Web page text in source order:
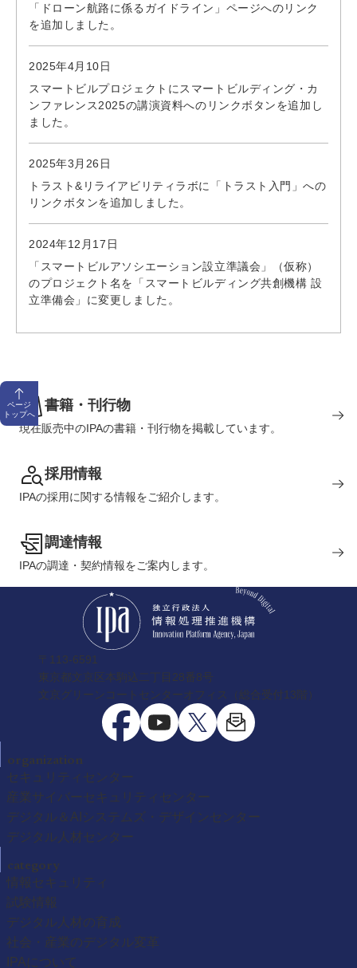
「ドローン航路に係るガイドライン」ページへのリンク
を追加しました。
2025年4月10日
スマートビルプロジェクトにスマートビルディング・カ
ンファレンス2025の講演資料へのリンクボタンを追加し
ました。
2025年3月26日
トラスト&リライアビリティラボに「トラスト入門」への
リンクボタンを追加しました。
2024年12月17日
「スマートビルアソシエーション設立準議会」（仮称）
のプロジェクト名を「スマートビルディング共創機構 設
立準備会」に変更しました。
ページ
トップへ
書籍・刊行物
現在販売中のIPAの書籍・刊行物を掲載しています。
採用情報
IPAの採用に関する情報をご紹介します。
調達情報
IPAの調達・契約情報をご案内します。
〒113-6591
東京都文京区本駒込二丁目28番8号
文京グリーンコートセンターオフィス（総合受付13階）
organization
セキュリティセンター
産業サイバーセキュリティセンター
デジタル＆AIシステムズ・デザインセンター
デジタル人材センター
category
情報セキュリティ
試験情報
デジタル人材の育成
社会・産業のデジタル変革
IPAについて